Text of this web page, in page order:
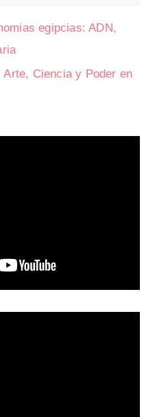
egipcias: ADN,
Arte, Ciencia y Poder en